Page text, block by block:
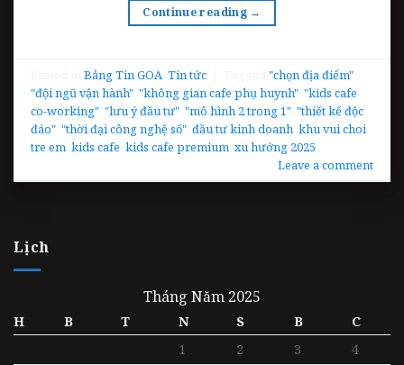
Continue reading →
Posted inBảng Tin GOA ,Tin tức Tagged"chọn địa điểm"
"đội ngũ vận hành" ,"không gian cafe phụ huynh" ,"kids cafe
co-working" ,"lưu ý đầu tư" ,"mô hình 2 trong 1" ,"thiết kế độc
đáo" ,"thời đại công nghệ số" ,đầu tư kinh doanh ,khu vui choi
tre em ,kids cafe ,kids cafe premium ,xu hướng 2025
Leave a comment
Lịch
Tháng Năm 2025
H B T N S B
C
1
2 3 4